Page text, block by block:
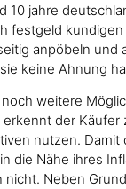
10 jahre
festgeld
anpöbeln und
keine Ahnung
weitere
erkennt der
nutzen. Damit
die Nähe ihres
nicht. Neben